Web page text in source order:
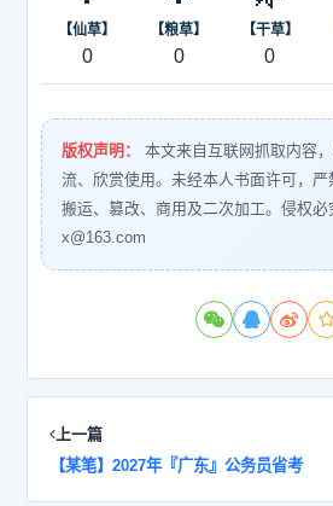
【仙草】
0
【粮草】
0
【干草】
0
版权声明：
本文来自互联网抓取内容
流、欣赏使用。未经本人书面许可，严
搬运、篡改、商用及二次加工。侵权
x@163.com
上一篇
【某笔】2027年『广东』公务员省考